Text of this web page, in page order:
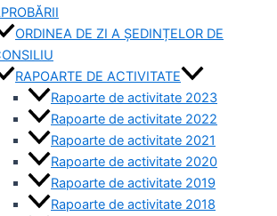
ORDINEA DE ZI A ȘEDINȚELOR DE
RAPOARTE DE ACTIVITATE
Rapoarte de activitate 2023
Rapoarte de activitate 2022
Rapoarte de activitate 2021
Rapoarte de activitate 2020
Rapoarte de activitate 2019
Rapoarte de activitate 2018